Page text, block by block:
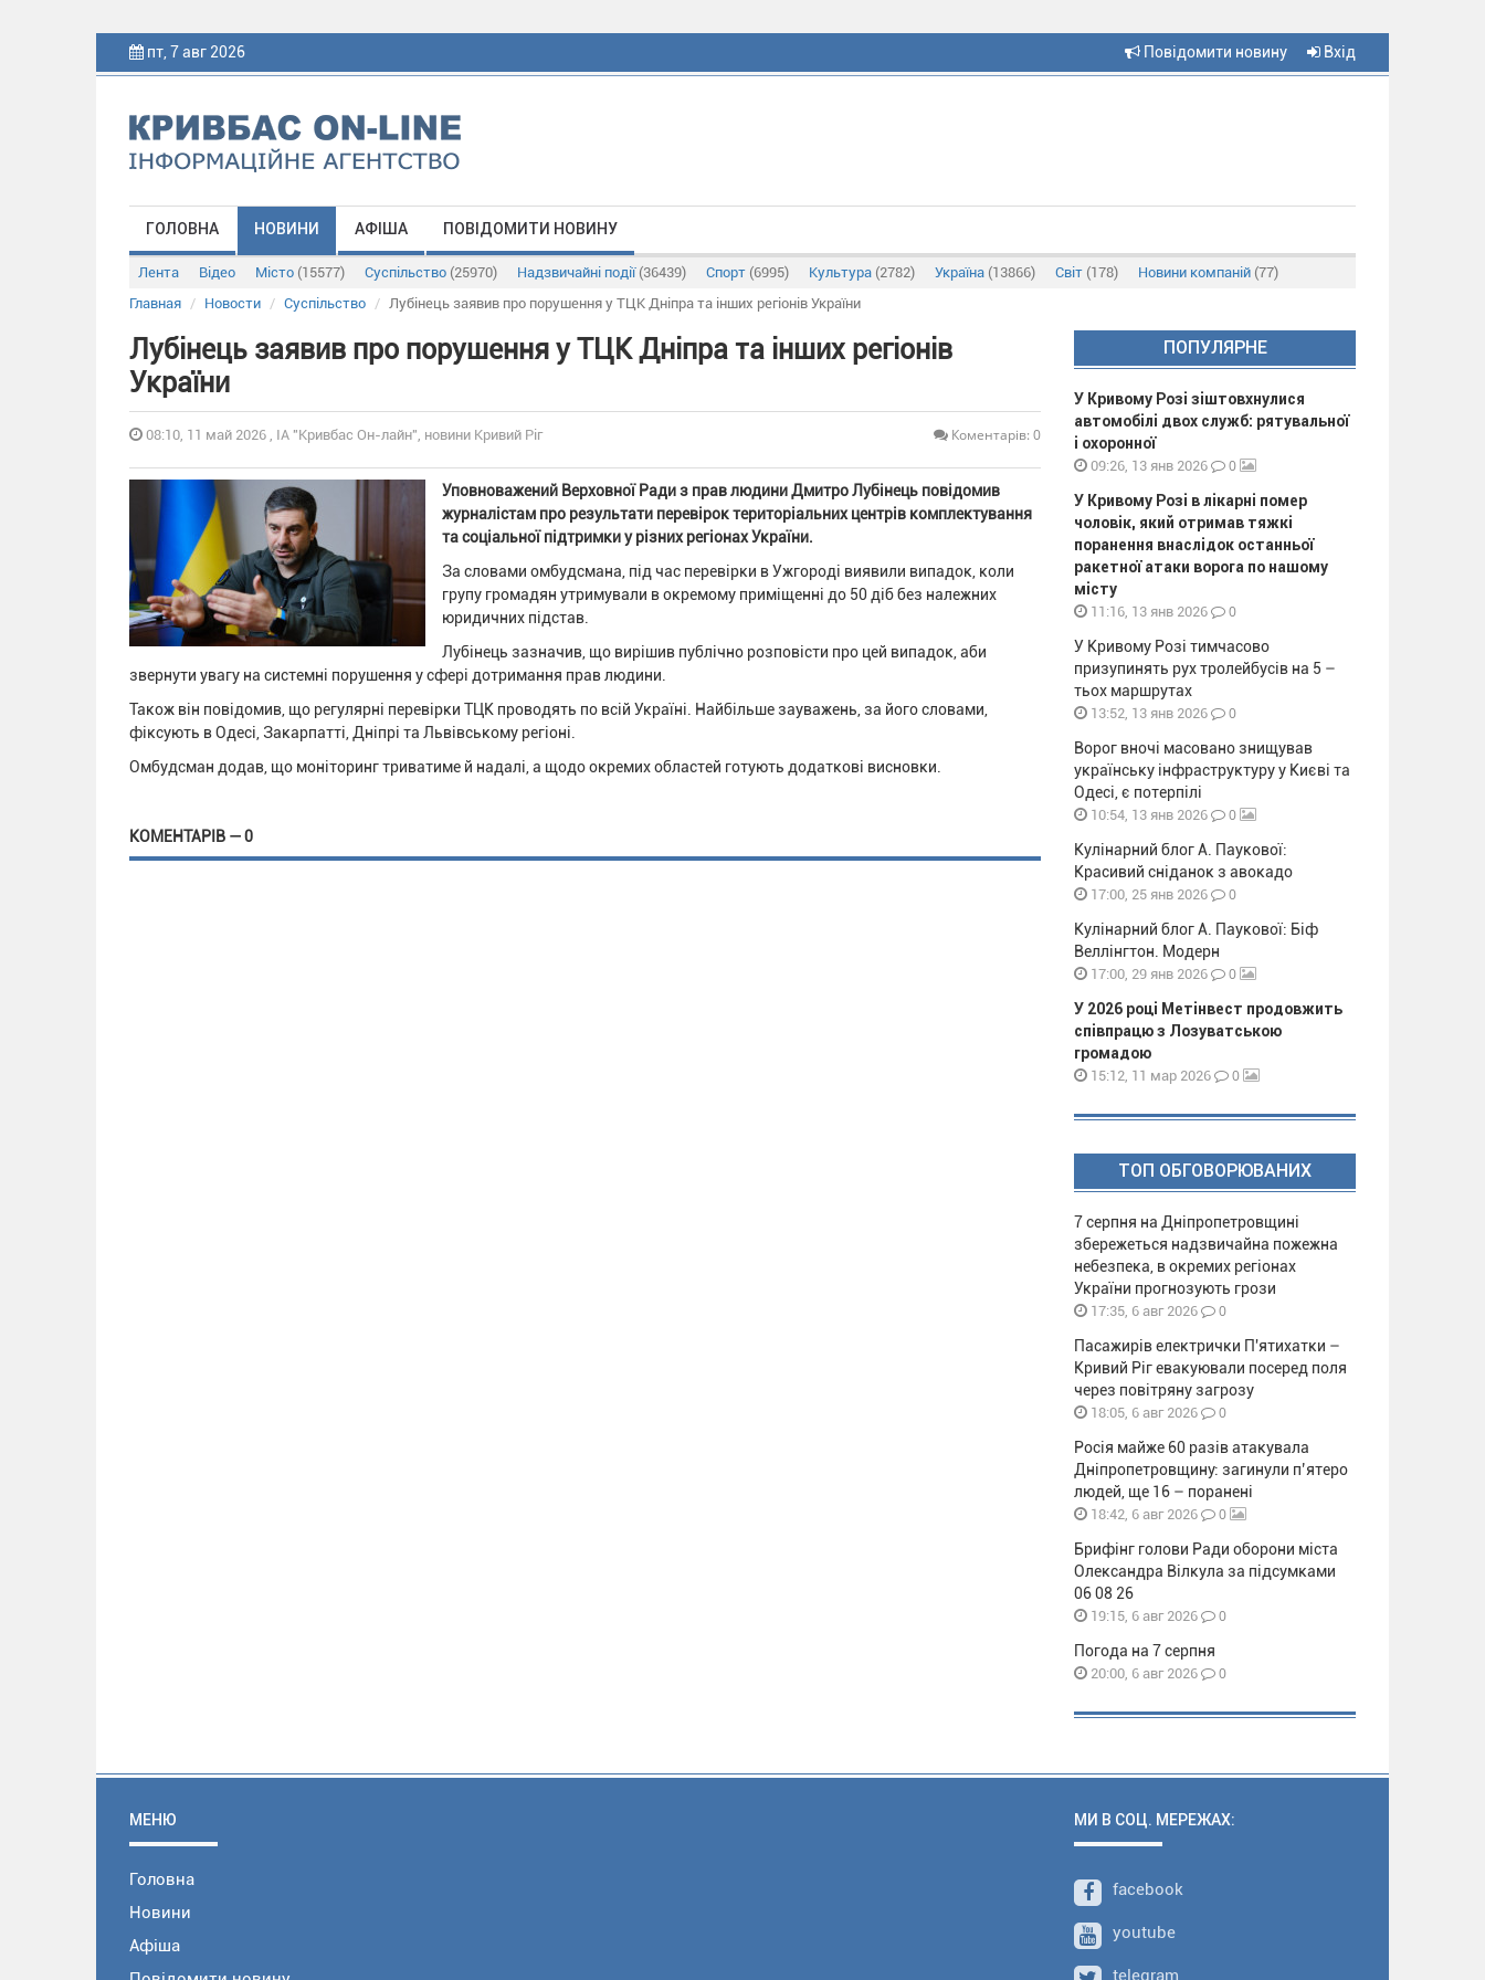
пт, 7 авг 2026 Повідомити новину Вхід
ГОЛОВНА НОВИНИ АФІША ПОВІДОМИТИ НОВИНУ
Лента Відео Місто (15577) Суспільство (25970) Надзвичайні події (36439) Спорт (6995) Культура (2782) Україна (13866) Світ (178) Новини компаній (77)
Главная
Новости Суспільство Лубінець заявив про порушення у ТЦК Дніпра та інших регіонів України
Лубінець заявив про порушення у ТЦК Дніпра та інших регіонів
України
08:10, 11 май 2026 , ІА "Кривбас Он-лайн", новини Кривий Ріг Коментарів: 0
Уповноважений Верховної Ради з прав людини Дмитро Лубінець повідомив
журналістам про результати перевірок територіальних центрів комплектування
та соціальної підтримки у різних регіонах України.
За словами омбудсмана, під час перевірки в Ужгороді виявили випадок, коли
групу громадян утримували в окремому приміщенні до 50 діб без належних
юридичних підстав.
Лубінець зазначив, що вирішив публічно розповісти про цей випадок, аби
звернути увагу на системні порушення у сфері дотримання прав людини.
Також він повідомив, що регулярні перевірки ТЦК проводять по всій Україні. Найбільше зауважень, за його словами,
фіксують в Одесі, Закарпатті, Дніпрі та Львівському регіоні.
Омбудсман додав, що моніторинг триватиме й надалі, а щодо окремих областей готують додаткові висновки.
КОМЕНТАРІВ — 0
ПОПУЛЯРНЕ
У Кривому Розі зіштовхнулися
автомобілі двох служб: рятувальної
і охоронної
09:26, 13 янв 2026 0
У Кривому Розі в лікарні помер
чоловік, який отримав тяжкі
поранення внаслідок останньої
ракетної атаки ворога по нашому
місту
11:16, 13 янв 2026 0
У Кривому Розі тимчасово
призупинять рух тролейбусів на 5 –
тьох маршрутах
13:52, 13 янв 2026 0
Ворог вночі масовано знищував
українську інфраструктуру у Києві та
Одесі, є потерпілі
10:54, 13 янв 2026 0
Кулінарний блог А. Паукової:
Красивий сніданок з авокадо
17:00, 25 янв 2026 0
Кулінарний блог А. Паукової: Біф
Веллінгтон. Модерн
17:00, 29 янв 2026 0
У 2026 році Метінвест продовжить
співпрацю з Лозуватською
громадою
15:12, 11 мар 2026 0
ТОП ОБГОВОРЮВАНИХ
7 серпня на Дніпропетровщині
збережеться надзвичайна пожежна
небезпека, в окремих регіонах
України прогнозують грози
17:35, 6 авг 2026 0
Пасажирів електрички П'ятихатки –
Кривий Ріг евакуювали посеред поля
через повітряну загрозу
18:05, 6 авг 2026 0
Росія майже 60 разів атакувала
Дніпропетровщину: загинули п’ятеро
людей, ще 16 – поранені
18:42, 6 авг 2026 0
Брифінг голови Ради оборони міста
Олександра Вілкула за підсумками
06 08 26
19:15, 6 авг 2026 0
Погода на 7 серпня
20:00, 6 авг 2026 0
МЕНЮ
Головна
Новини
Афіша
МИ В СОЦ. МЕРЕЖАХ:
facebook
youtube
telegram